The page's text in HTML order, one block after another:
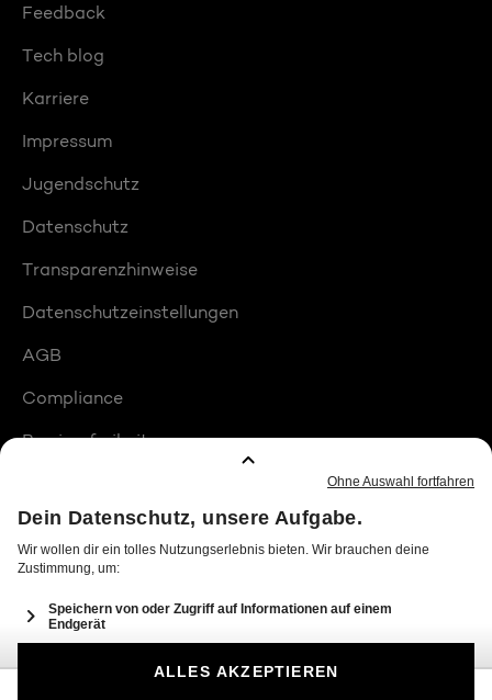
Feedback
Tech blog
Karriere
Impressum
Jugendschutz
Datenschutz
Transparenzhinweise
Datenschutzeinstellungen
AGB
Compliance
Barrierefreiheit